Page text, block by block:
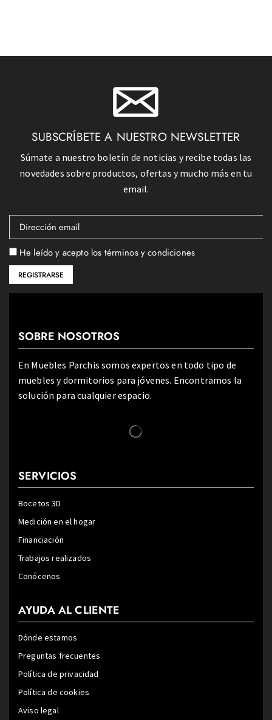
SUBSCRÍBETE A NUESTRO NEWSLETTER
Súmate a nuestro boletín de noticias y recibe todas las
novedades sobre productos, ofertas y mucho más en tu
email.
He leído y acepto los términos y condiciones
SOBRE NOSOTROS
En Muebles Parchis somos expertos en todo tipo de
muebles y dormitorios para jóvenes. Encontramos la
solución para cualquier espacio.
SERVICIOS
Bocetos 3D
Medición en el hogar
Financiación
Trabajos realizados
Conócenos
AYUDA AL CLIENTE
Dónde estamos
Preguntas frecuentes
Política de privacidad
Política de cookies
Aviso legal